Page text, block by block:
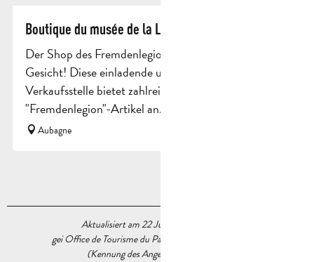
Boutique du musée de la Légion étrangère
Der Shop des Fremdenlegionsmuseums hat ein neues
Gesicht! Diese einladende und erweiterte
Verkaufsstelle bietet zahlreiche neu gestaltete
"Fremdenlegion"-Artikel an.
Aubagne
Aktualisiert am 22 Juli 2026 Um 15:46
gei Office de Tourisme du Pays d’Aubagne et de l’Étoile
(Kennung des Angebots :